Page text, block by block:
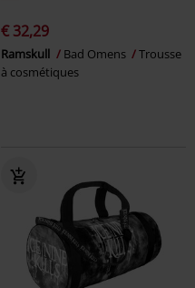
€ 32,29
Ramskull Bad Omens
Trousse
à cosmétiques